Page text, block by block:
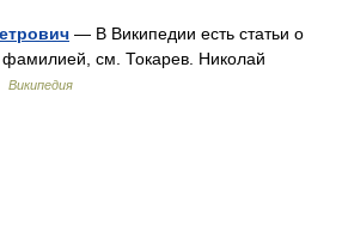
— В Википедии есть статьи о
фамилией, см. Токарев. Николай
Википедия